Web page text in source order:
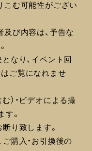
こむ可能性がござい
び内容は、予告な
なり、イベント回
ご覧になれませ
）・ビデオによる撮
。
り致します。
購入・お引換後の